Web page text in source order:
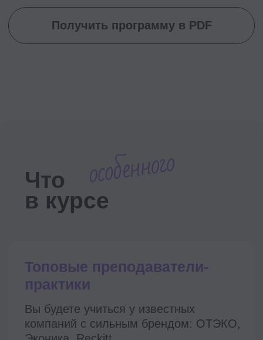
Получить скидку до 30%
Прокачиваем
карьеру с 2019 года